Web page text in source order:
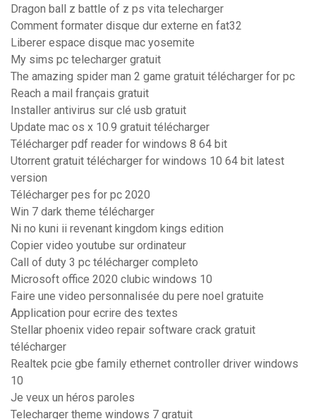
Dragon ball z battle of z ps vita telecharger
Comment formater disque dur externe en fat32
Liberer espace disque mac yosemite
My sims pc telecharger gratuit
The amazing spider man 2 game gratuit télécharger for pc
Reach a mail français gratuit
Installer antivirus sur clé usb gratuit
Update mac os x 10.9 gratuit télécharger
Télécharger pdf reader for windows 8 64 bit
Utorrent gratuit télécharger for windows 10 64 bit latest
version
Télécharger pes for pc 2020
Win 7 dark theme télécharger
Ni no kuni ii revenant kingdom kings edition
Copier video youtube sur ordinateur
Call of duty 3 pc télécharger completo
Microsoft office 2020 clubic windows 10
Faire une video personnalisée du pere noel gratuite
Application pour ecrire des textes
Stellar phoenix video repair software crack gratuit
télécharger
Realtek pcie gbe family ethernet controller driver windows
10
Je veux un héros paroles
Telecharger theme windows 7 gratuit